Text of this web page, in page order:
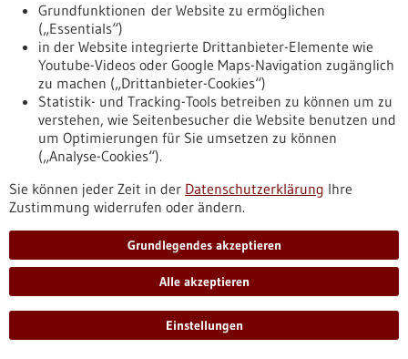
bw.de/infothek/stimmen-aus-dem-forum/prof-dr-mark-
dominik-alscher-geschaeftsfuehrer-bosch-health-campus
Pressemitteilung - 17.02.2026
Spurensuche im Hirnwasser: Chance für
Präzisionsdiagnostik bei Hirntumoren
Forschenden ist es gelungen, häufige Hirntumorarten im
Kindes- und Jugendalter anhand von Tumor-Erbgut im
Hirnwasser präzise zu diagnostizieren. Bisher konnten
Diagnostik ermöglichen. Das internationale Forscherteam
optimierte daher eine Sequenzierungstechnik und
entwickelte einen KI-basierte Auswertung. Das neue
Verfahren könnte dazu beitragen, dass weniger
Gewebeentnahmen notwendig sind.
https://www.gesundheitsindustrie-
Grundfunktionen der Website zu ermöglichen
(„Essentials“)
in der Website integrierte Drittanbieter-Elemente wie
Youtube-Videos oder Google Maps-Navigation zugänglich
zu machen („Drittanbieter-Cookies“)
Statistik- und Tracking-Tools betreiben zu können um zu
verstehen, wie Seitenbesucher die Website benutzen und
um Optimierungen für Sie umsetzen zu können
(„Analyse-Cookies“).
Sie können jeder Zeit in der Datenschutzerklärung Ihre
Zustimmung widerrufen oder ändern.
Grundlegendes akzeptieren
Alle akzeptieren
Einstellungen